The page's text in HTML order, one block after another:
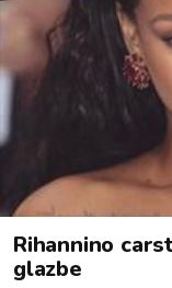
Rihannino
glazbe